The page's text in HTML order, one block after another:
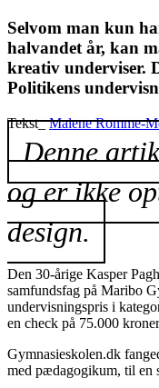
Selvom man kun
halvandet år, kan
kreativ underviser.
Politikens
Tekst_Malene Romme-
Denne
og er ikke
design.
Den 30-årige Kasper
samfundsfag på Maribo
undervisningspris i
en check på 75.000
Gymnasieskolen.dk
med pædagogikum, til en